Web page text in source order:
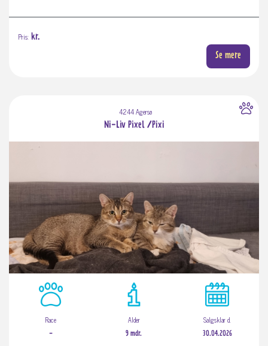
Pris: kr.
Se mere
4244 Agersø
Ni-Liv Pixel /Pixi
Race
-
Alder
9 mdr.
Salgsklar d.
30.04.2026